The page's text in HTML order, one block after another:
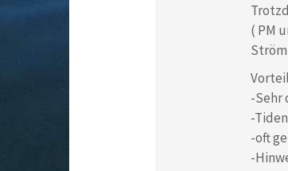
( PM
-Sehr
-
-oft
-